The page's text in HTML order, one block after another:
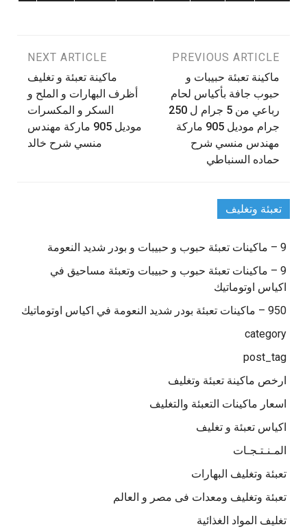
تصفّح
المقالات
PREVIOUS ARTICLE
ماكينة تعبئة حبيبات و
حبوب جافة بأكياس لحام
رباعي من 5 جرام ل 250
جرام موديل 905 ماركة
مهندس منسي شرح
حماده السنباطي
NEXT ARTICLE
ماكينة تعبئة و تغليف
أظرف البهارات و الملح و
السكر و المكسرات
موديل 905 ماركة مهندس
منسي شرح خالد
تعبئة وتغليف
9 – ماكينات تعبئة حبوب و حبيبات و بودر شديد النعومة
9 – ماكينات تعبئة حبوب و حبيبات وتعبئة مساحيق في
اكياس اوتوماتيك
950 – ماكينات تعبئة بودر شديد النعومة في اكياس اوتوماتيك
category
post_tag
ارخص ماكينة تعبئة وتغليف
اسعار ماكينات التعبئة والتغليف
اكياس تعبئة و تغليف
المـنـتـجـات
تعبئة وتغليف البهارات
تعبئة وتغليف ومعدات فى مصر و العالم
تغليف المواد الغذائية